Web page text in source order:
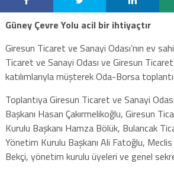
Güney Çevre Yolu acil bir ihtiyaçtır
Giresun Ticaret ve Sanayi Odası’nın ev
Ticaret ve Sanayi Odası ve Giresun Ticaret
katılımlarıyla müşterek Oda-Borsa
Toplantıya Giresun Ticaret ve Sanayi
Başkanı Hasan Çakırmelikoğlu, Giresun
Kurulu Başkanı Hamza Bölük, Bulancak
Yönetim Kurulu Başkanı Ali Fatoğlu,
Bekçi, yönetim kurulu üyeleri ve genel